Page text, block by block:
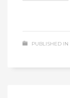
PUBLISHED IN